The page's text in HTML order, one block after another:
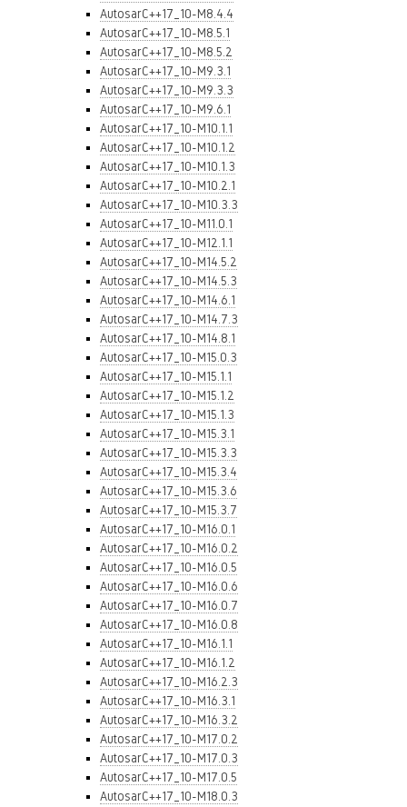
AutosarC++17_10-M8.4.4
AutosarC++17_10-M8.5.1
AutosarC++17_10-M8.5.2
AutosarC++17_10-M9.3.1
AutosarC++17_10-M9.3.3
AutosarC++17_10-M9.6.1
AutosarC++17_10-M10.1.1
AutosarC++17_10-M10.1.2
AutosarC++17_10-M10.1.3
AutosarC++17_10-M10.2.1
AutosarC++17_10-M10.3.3
AutosarC++17_10-M11.0.1
AutosarC++17_10-M12.1.1
AutosarC++17_10-M14.5.2
AutosarC++17_10-M14.5.3
AutosarC++17_10-M14.6.1
AutosarC++17_10-M14.7.3
AutosarC++17_10-M14.8.1
AutosarC++17_10-M15.0.3
AutosarC++17_10-M15.1.1
AutosarC++17_10-M15.1.2
AutosarC++17_10-M15.1.3
AutosarC++17_10-M15.3.1
AutosarC++17_10-M15.3.3
AutosarC++17_10-M15.3.4
AutosarC++17_10-M15.3.6
AutosarC++17_10-M15.3.7
AutosarC++17_10-M16.0.1
AutosarC++17_10-M16.0.2
AutosarC++17_10-M16.0.5
AutosarC++17_10-M16.0.6
AutosarC++17_10-M16.0.7
AutosarC++17_10-M16.0.8
AutosarC++17_10-M16.1.1
AutosarC++17_10-M16.1.2
AutosarC++17_10-M16.2.3
AutosarC++17_10-M16.3.1
AutosarC++17_10-M16.3.2
AutosarC++17_10-M17.0.2
AutosarC++17_10-M17.0.3
AutosarC++17_10-M17.0.5
AutosarC++17_10-M18.0.3